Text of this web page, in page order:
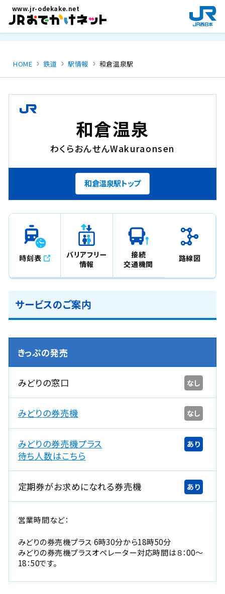
メインコンテンツにスキップ
www.jr-odekake.net
新
規
ウ
で
HOME 鉄道 駅情報 和倉温泉駅
和倉温泉
わくらおんせんWakuraonsen
和倉温泉駅トップ
時刻表
バリアフリー
情報
接続
交通機関
路線図
サービスのご案内
きっぷの発売
みどりの窓口 なし
みどりの券売機 なし
みどりの券売機プラス
新
規
ウ
イ
ン
ド
ウ
で
開
き
待ち人数はこちら
あり
定期券がお求めになれる券売機 あり
営業時間など：
みどりの券売機プラス 6時30分から18時50分
みどりの券売機プラスオペレーター対応時間は８：00～
18：50です。